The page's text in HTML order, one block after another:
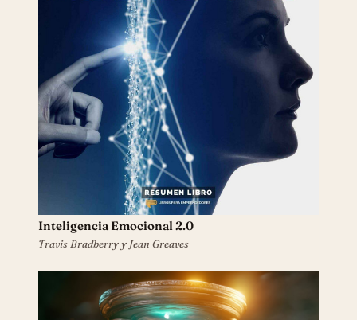
Inteligencia Emocional 2.0
Travis Bradberry y Jean Greaves